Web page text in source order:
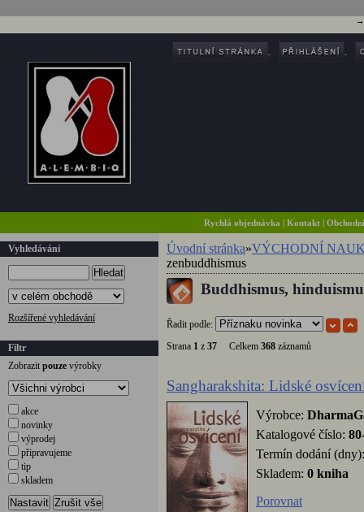
Rychlá objednávka |Kontakt |
Vyhledávání
Hledat
Rozšířené vyhledávání
Filtr
Zobrazit pouze výrobky
akce
novinky
výprodej
připravujeme
tip
skladem
Nastavit Zrušit vše
Úvodní stránka»VÝCHODNÍ
zenbuddhismus
Buddhismus,
Řadit podle:
Strana 1 z 37 Celkem 368 záznamů
Sangharakshita: Lidské
Výrobce:
Katalogové číslo:
Termín dodání (dny):
Skladem: 0 kniha
Porovnat